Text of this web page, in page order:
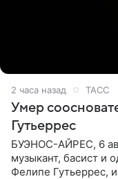
2 часа назад ТАСС
Умер
Гутьеррес
БУЭНОС-АЙРЕС, 6
музыкант, басист и
Фелипе Гутьеррес,